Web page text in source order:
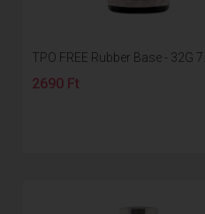
TPO FREE Rubber Base - 32G 7...
2690 Ft